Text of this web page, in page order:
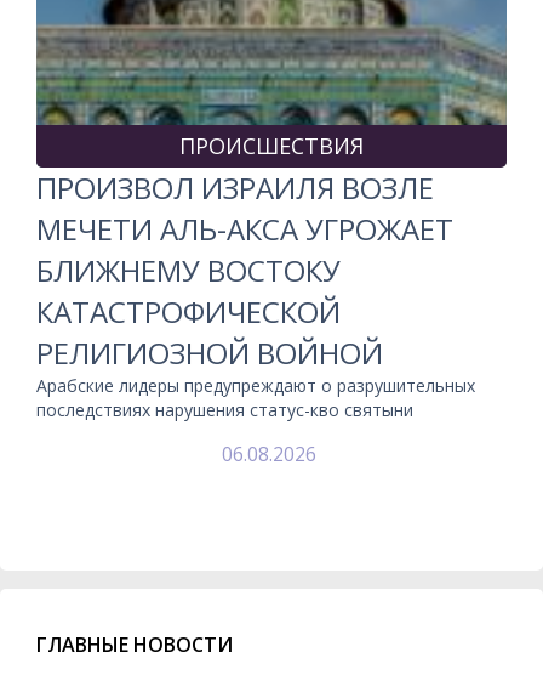
ПРОИСШЕСТВИЯ
ПРОИЗВОЛ ИЗРАИЛЯ ВОЗЛЕ
МЕЧЕТИ АЛЬ-АКСА УГРОЖАЕТ
БЛИЖНЕМУ ВОСТОКУ
КАТАСТРОФИЧЕСКОЙ
РЕЛИГИОЗНОЙ ВОЙНОЙ
Арабские лидеры предупреждают о разрушительных
последствиях нарушения статус-кво святыни
06.08.2026
ГЛАВНЫЕ НОВОСТИ